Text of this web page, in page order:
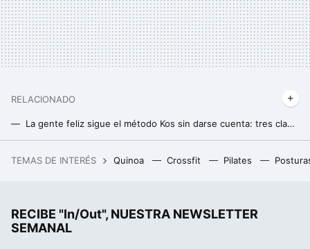
RELACIONADO
La gente feliz sigue el método Kos sin darse cuenta: tres claves para aplicarlo
TEMAS DE INTERÉS Quinoa Crossfit Pilates
RECIBE "In/Out", NUESTRA NEWSLETTER
SEMANAL